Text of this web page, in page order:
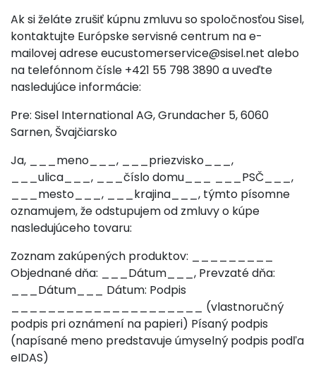
Ak si želáte zrušiť kúpnu zmluvu so spoločnosťou Sisel,
kontaktujte Európske servisné centrum na e-
mailovej adreseeucustomerservice@sisel.net alebo
na telefónnom čísle +421 55 798 3890 a uveďte
nasledujúce informácie:
Pre: Sisel International AG, Grundacher 5, 6060
Sarnen, Švajčiarsko
Ja, ___meno___, ___priezvisko___,
___ulica___, ___číslo domu___ ___PSČ___,
___mesto___, ___krajina___, týmto písomne
oznamujem, že odstupujem od zmluvy o kúpe
nasledujúceho tovaru:
Zoznam zakúpených produktov: _________
Objednané dňa: ___Dátum___, Prevzaté dňa:
___Dátum___ Dátum: Podpis
_____________________ (vlastnoručný
podpis pri oznámení na papieri) Písaný podpis
(napísané meno predstavuje úmyselný podpis podľa
eIDAS)